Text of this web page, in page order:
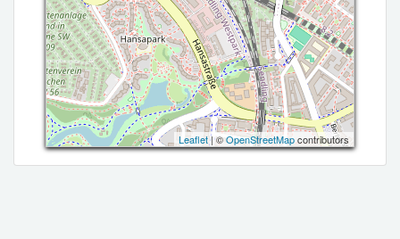
Leaflet| ©OpenStreetMapcontributors